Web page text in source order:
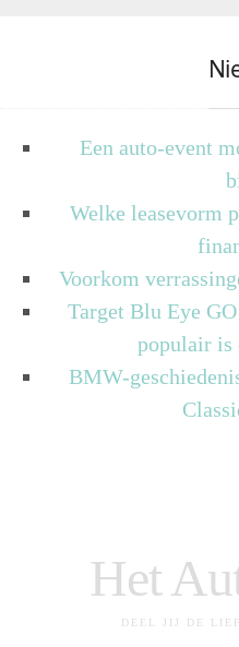
Een auto-event
Welke leasevorm
Voorkom
Target Blu Eye
populair is
BMW-
Het
DEEL JIJ DE